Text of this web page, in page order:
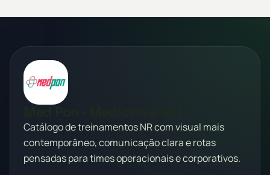
Catálogo de treinamentos NR com visual mais
contemporâneo, comunicação clara e rotas
pensadas para times operacionais e corporativos.